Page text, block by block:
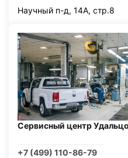
Научный п-д, 14А, стр.8
Сервисный центр
+7 (499) 110-86-79